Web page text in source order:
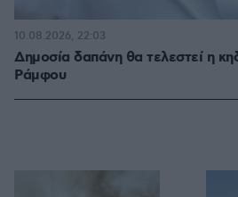
Δημοσία δαπάνη θα τελεστεί η
Ράμφου
10.08.2026, 22:03